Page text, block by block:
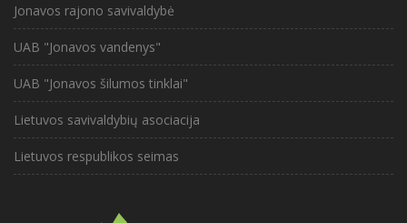
Jonavos rajono savivaldybė
UAB "Jonavos vandenys"
UAB "Jonavos šilumos tinklai"
Lietuvos savivaldybių asociacija
Lietuvos respublikos seimas